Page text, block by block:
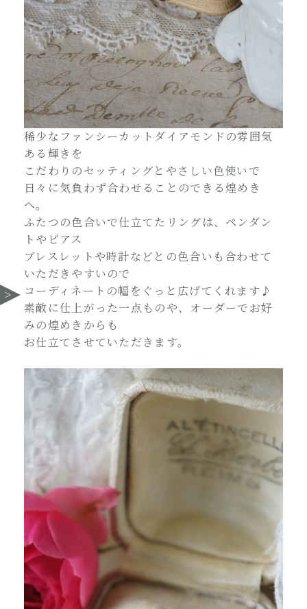
稀少なファンシーカットダイアモンドの雰囲気
ある輝きを
こだわりのセッティングとやさしい色使いで
日々に気負わず合わせることのできる煌めき
へ。
ふたつの色合いで仕立てたリングは、ペンダン
トやピアス
ブレスレットや時計などとの色合いも合わせて
いただきやすいので
コーディネートの幅をぐっと広げてくれます♪
素敵に仕上がった一点ものや、オーダーでお好
みの煌めきからも
お仕立てさせていただきます。